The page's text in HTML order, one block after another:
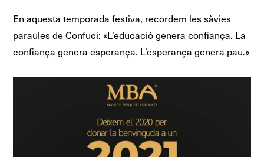
En aquesta temporada festiva, recordem les sàvies
paraules de Confuci: «L’educació genera confiança. La
confiança genera esperança. L’esperança genera pau.»